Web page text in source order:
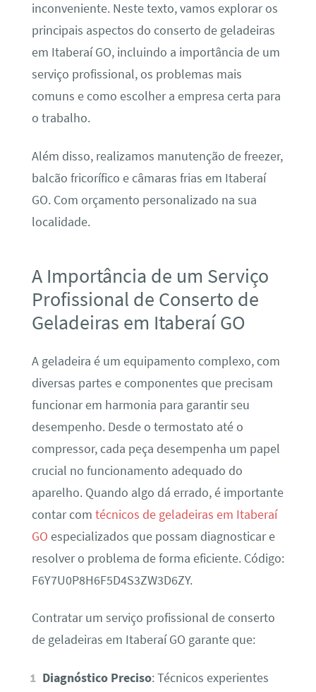
inconveniente. Neste texto, vamos explorar os
principais aspectos do conserto de geladeiras
em Itaberaí GO, incluindo a importância de um
serviço profissional, os problemas mais
comuns e como escolher a empresa certa para
o trabalho.
Além disso, realizamos manutenção de freezer,
balcão fricorífico e câmaras frias em Itaberaí
GO. Com orçamento personalizado na sua
localidade.
A Importância de um Serviço
Profissional de Conserto de
Geladeiras em Itaberaí GO
A geladeira é um equipamento complexo, com
diversas partes e componentes que precisam
funcionar em harmonia para garantir seu
desempenho. Desde o termostato até o
compressor, cada peça desempenha um papel
crucial no funcionamento adequado do
aparelho. Quando algo dá errado, é importante
contar com técnicos de geladeiras em Itaberaí
GO especializados que possam diagnosticar e
resolver o problema de forma eficiente. Código:
F6Y7U0P8H6F5D4S3ZW3D6ZY.
Contratar um serviço profissional de conserto
de geladeiras em Itaberaí GO garante que:
Diagnóstico Preciso: Técnicos experientes